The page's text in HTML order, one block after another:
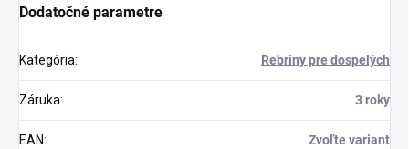
Dodatočné parametre
Kategória: Rebriny pre dospelých
Záruka: 3 roky
EAN: Zvoľte variant